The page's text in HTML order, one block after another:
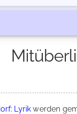
Lyrik werden